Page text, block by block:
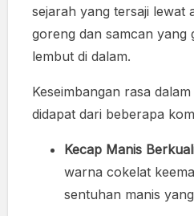
sejarah yang tersaji lewat
goreng dan samcan yang
lembut di dalam.
Keseimbangan rasa
didapat dari beberapa
Kecap Manis
warna cokelat
sentuhan manis